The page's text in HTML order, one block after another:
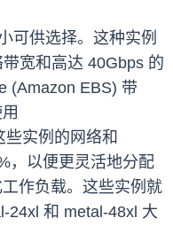
可供选择。这种实例
宽和高达 40Gbps 的
(Amazon EBS) 带
实例的网络和
，以便更灵活地分配
作负载。这些实例就
24xl 和 metal-48xl 大